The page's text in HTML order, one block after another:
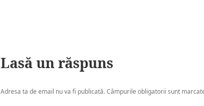
Lasă un răspuns
Adresa ta de email nu va fi publicată.Câmpurile obligatorii sunt